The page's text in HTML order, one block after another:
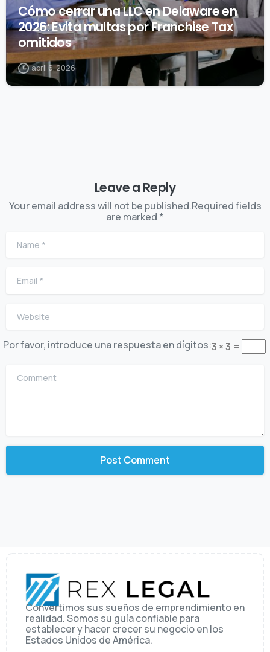
Cómo cerrar una LLC en Delaware en
2026: Evita multas por Franchise Tax
omitidos
abril 6, 2026
Leave a Reply
Your email address will not be published.Required fields
are marked *
Por favor, introduce una respuesta en dígitos:3 × 3 =
Convertimos sus sueños de emprendimiento en
realidad. Somos su guía confiable para
establecer y hacer crecer su negocio en los
Estados Unidos de América.